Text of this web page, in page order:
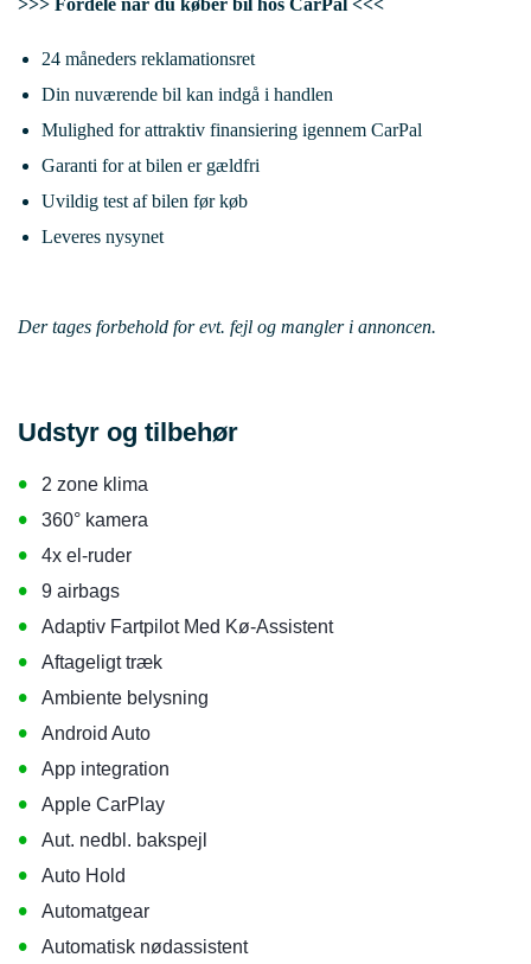
>>> Fordele når du køber bil hos CarPal <<<
24 måneders reklamationsret
Din nuværende bil kan indgå i handlen
Mulighed for attraktiv finansiering igennem CarPal
Garanti for at bilen er gældfri
Uvildig test af bilen før køb
Leveres nysynet
Der tages forbehold for evt. fejl og mangler i annoncen.
Udstyr og tilbehør
• 2 zone klima
• 360° kamera
• 4x el-ruder
• 9 airbags
• Adaptiv Fartpilot Med Kø-Assistent
• Aftageligt træk
• Ambiente belysning
• Android Auto
• App integration
• Apple CarPlay
• Aut. nedbl. bakspejl
• Auto Hold
• Automatgear
• Automatisk nødassistent